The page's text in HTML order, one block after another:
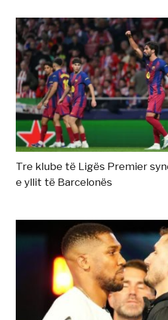
Tre klube të Ligës Premier
e yllit të Barcelonës